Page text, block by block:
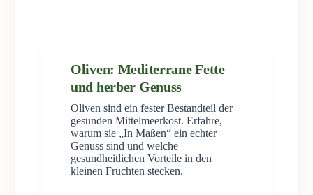
Oliven: Mediterrane Fette
und herber Genuss
Oliven sind ein fester Bestandteil der
gesunden Mittelmeerkost. Erfahre,
warum sie „In Maßen“ ein echter
Genuss sind und welche
gesundheitlichen Vorteile in den
kleinen Früchten stecken.